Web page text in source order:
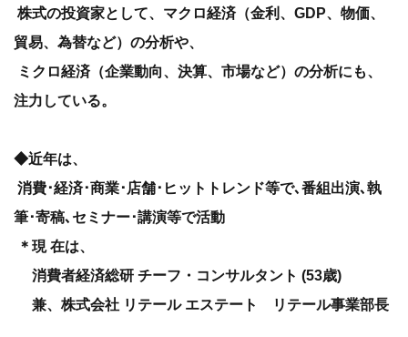
株式の投資家として、マクロ経済（金利、GDP、物価、
貿易、為替など）の分析や、
ミクロ経済（企業動向、決算、市場など）の分析にも、
注力している。
◆近年は、
消費･経済･商業･店舗･ヒットトレンド等で､番組出演､執
筆･寄稿､セミナー･講演等で活動
＊現 在は、
消費者経済総研 チーフ・コンサルタント (53歳)
兼、株式会社 リテール エステート リテール事業部長